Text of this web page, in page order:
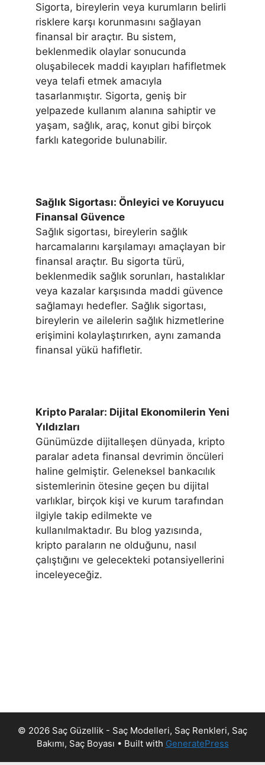
Sigorta, bireylerin veya kurumların belirli
risklere karşı korunmasını sağlayan
finansal bir araçtır. Bu sistem,
beklenmedik olaylar sonucunda
oluşabilecek maddi kayıpları hafifletmek
veya telafi etmek amacıyla
tasarlanmıştır. Sigorta, geniş bir
yelpazede kullanım alanına sahiptir ve
yaşam, sağlık, araç, konut gibi birçok
farklı kategoride bulunabilir.
Sağlık Sigortası: Önleyici ve Koruyucu
Finansal Güvence
Sağlık sigortası, bireylerin sağlık
harcamalarını karşılamayı amaçlayan bir
finansal araçtır. Bu sigorta türü,
beklenmedik sağlık sorunları, hastalıklar
veya kazalar karşısında maddi güvence
sağlamayı hedefler. Sağlık sigortası,
bireylerin ve ailelerin sağlık hizmetlerine
erişimini kolaylaştırırken, aynı zamanda
finansal yükü hafifletir.
Kripto Paralar: Dijital Ekonomilerin Yeni
Yıldızları
Günümüzde dijitalleşen dünyada, kripto
paralar adeta finansal devrimin öncüleri
haline gelmiştir. Geleneksel bankacılık
sistemlerinin ötesine geçen bu dijital
varlıklar, birçok kişi ve kurum tarafından
ilgiyle takip edilmekte ve
kullanılmaktadır. Bu blog yazısında,
kripto paraların ne olduğunu, nasıl
çalıştığını ve gelecekteki potansiyellerini
inceleyeceğiz.
© 2026 Saç Güzellik - Saç Modelleri, Saç Renkleri, Saç
Bakımı, Saç Boyası • Built with GeneratePress